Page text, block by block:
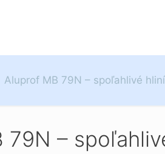
Aluprof MB 79N – spoľahlivé
79N –